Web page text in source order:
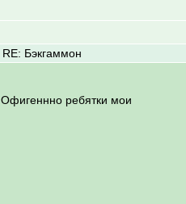
RE: Бэкгаммон
Офигеннно ребятки мои